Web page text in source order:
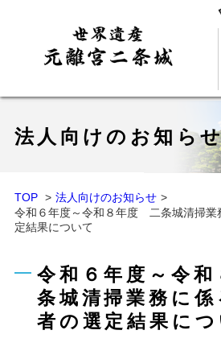
法人向けのお知ら
TOP
法人向けのお知らせ
令和６年度～令和８年度 二条城清掃業
定結果について
令和６年度～令
条城清掃業務に係
者の選定結果につ